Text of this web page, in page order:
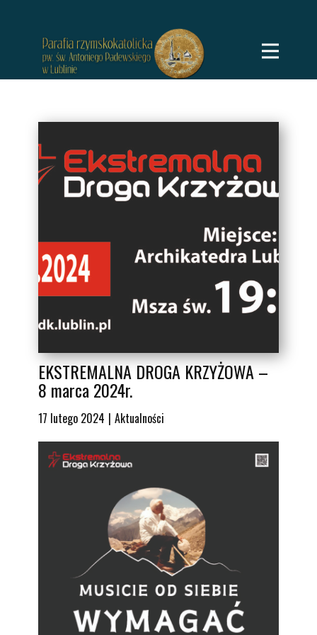
EKSTREMALNA DROGA KRZYŻOWA –
8 marca 2024r.
17 lutego 2024 Aktualności